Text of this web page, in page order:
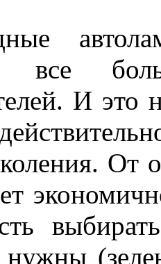
все
И это
От